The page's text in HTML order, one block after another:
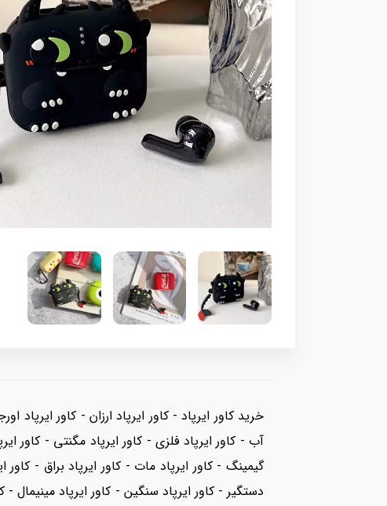
خرید کاور ایرپاد - کاور ایرپاد ارزان - کاور
آب - کاور ایرپاد فلزی - کاور ایرپاد مگنتی - کاور
گیمینگ - کاور ایرپاد مات - کاور ایرپاد براق -